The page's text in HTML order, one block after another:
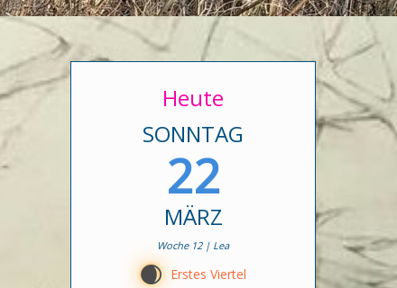
Heute
SONNTAG
22
MÄRZ
Woche 12 | Lea
D Erstes Viertel